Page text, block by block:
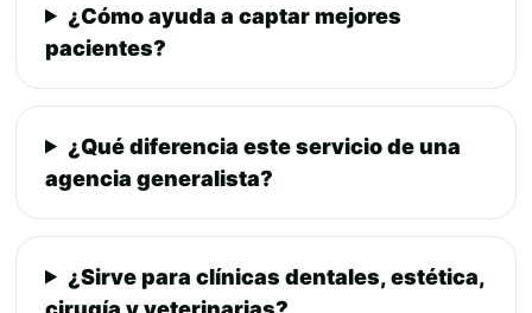
¿Cómo ayuda a captar mejores
pacientes?
¿Qué diferencia este servicio de una
agencia generalista?
¿Sirve para clínicas dentales, estética,